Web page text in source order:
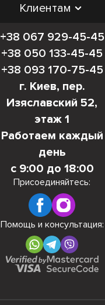
Клиентам
+38 067 929-45-45
+38 050 133-45-45
+38 093 170-75-45
г. Киев, пер.
Изяславский 52,
этаж 1
Работаем каждый
день
с 9:00 до 18:00
Присоединяйтесь:
Помощь и консультация: